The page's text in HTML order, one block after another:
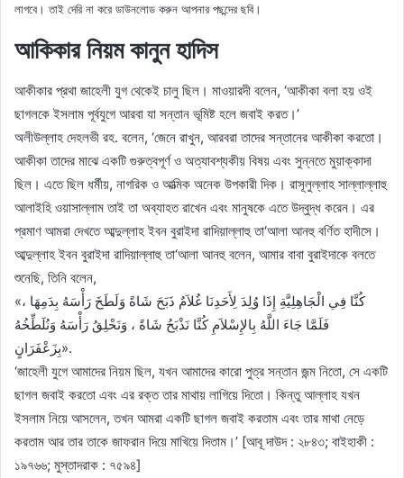
লাগবে। তাই দেরি না করে ডাউনলোড করুন আপনার পছন্দের ছবি।
আকিকার নিয়ম কানুন হাদিস
আকীকার প্রথা জাহেলী যুগ থেকেই চালু ছিল। মাওয়ারদী বলেন, ‘আকীকা বলা হয় ওই
ছাগলকে ইসলাম পূর্বযুগে আরবা যা সন্তান ভূমিষ্ট হলে জবাই করত।’
অলীউল্লাহ দেহলভী রহ. বলেন, ‘জেনে রাখুন, আরবরা তাদের সন্তানের আকীকা করতো।
আকীকা তাদের মাঝে একটি গুরুত্বপূর্ণ ও অত্যাবশ্যকীয় বিষয় এবং সুন্নতে মুয়াক্কাদা
ছিল। এতে ছিল ধর্মীয়, নাগরিক ও আত্মিক অনেক উপকারী দিক। রাসূলুল্লাহ সাল্লাল্লাহু
আলাইহি ওয়াসাল্লাম তাই তা অব্যাহত রাখেন এবং মানুষকে এতে উদ্বুদ্ধ করেন। এর
প্রমাণ আমরা দেখতে আব্দুল্লাহ ইবন বুরাইদা রাদিয়াল্লাহু তা‘আলা আনহু বর্ণিত হাদীসে।
আব্দুল্লাহ ইবন বুরাইদা রাদিয়াল্লাহু তা‘আলা আনহু বলেন, আমার বাবা বুরাইদাকে বলতে
শুনেছি, তিনি বলেন,
«كُنَّا فِي الْجَاهِلِيَّةِ إِذَا وُلِدَ لِأَحَدِنَا غُلاَمٌ ذَبَحَ شَاةً وَلَطَخَ رَأْسَهُ بِدَمِهَا ،
فَلَمَّا جَاءَ اللَّهُ بِالإِسْلاَمِ كُنَّا نَذْبَحُ شَاةً ، وَنَحْلِقُ رَأْسَهُ وَنُلَطِّخُهُ
بِزَعْفَرَانٍ».
‘জাহেলী যুগে আমাদের নিয়ম ছিল, যখন আমাদের কারো পুত্র সন্তান জন্ম নিতো, সে একটি
ছাগল জবাই করতো এবং এর রক্ত তার মাথায় লাগিয়ে দিতো। কিন্তু আল্লাহ যখন
ইসলাম নিয়ে আসলেন, তখন আমরা একটি ছাগল জবাই করতাম এবং তার মাথা নেড়ে
করতাম আর তার তাকে জাফরান দিয়ে মাখিয়ে দিতাম।’ [আবূ দাউদ : ২৮৪৩; বাইহাকী :
১৯৭৬৬; মুস্তাদরাক : ৭৫৯৪]